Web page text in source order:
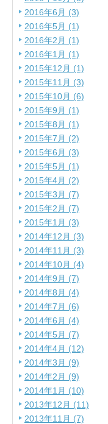
2016年6月 (3)
2016年5月 (1)
2016年2月 (1)
2016年1月 (1)
2015年12月 (1)
2015年11月 (3)
2015年10月 (6)
2015年9月 (1)
2015年8月 (1)
2015年7月 (2)
2015年6月 (3)
2015年5月 (1)
2015年4月 (2)
2015年3月 (7)
2015年2月 (7)
2015年1月 (3)
2014年12月 (3)
2014年11月 (3)
2014年10月 (4)
2014年9月 (7)
2014年8月 (4)
2014年7月 (6)
2014年6月 (4)
2014年5月 (7)
2014年4月 (12)
2014年3月 (9)
2014年2月 (9)
2014年1月 (10)
2013年12月 (11)
2013年11月 (7)